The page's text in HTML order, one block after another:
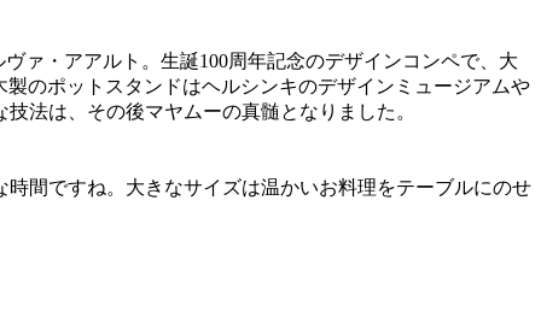
ァ・アアルト。生誕100周年記念のデザインコンペで、大
のポットスタンドはヘルシンキのデザインミュージアムや
法は、その後マヤムーの真髄となりました。
間ですね。大きなサイズは温かいお料理をテーブルにのせ